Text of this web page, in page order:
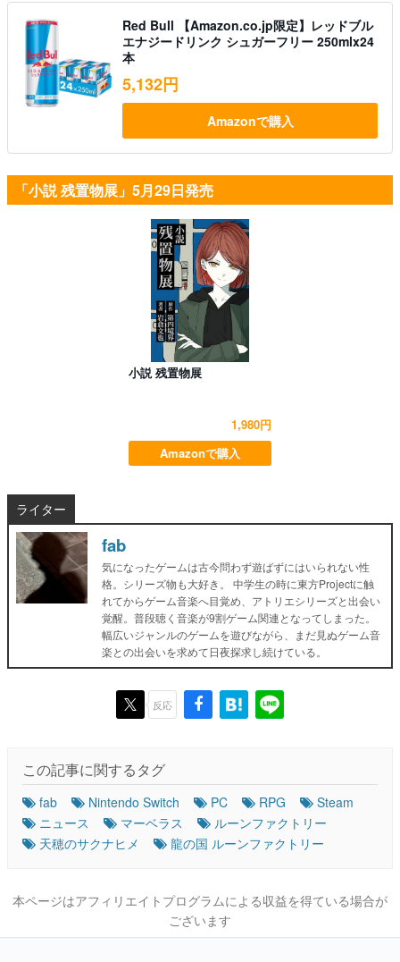
Red Bull 【Amazon.co.jp限定】レッドブル
エナジードリンク シュガーフリー 250mlx24
本
5,132円
Amazonで購入
「小説 残置物展」5月29日発売
小説 残置物展
1,980円
Amazonで購入
ライター
fab
気になったゲームは古今問わず遊ばずにはいられない性
格。シリーズ物も大好き。 中学生の時に東方Projectに触
れてからゲーム音楽へ目覚め、アトリエシリーズと出会い
覚醒。普段聴く音楽が9割ゲーム関連となってしまった。
幅広いジャンルのゲームを遊びながら、まだ見ぬゲーム音
楽との出会いを求めて日夜探求し続けている。
反応
この記事に関するタグ
fab Nintendo Switch PC RPG
Steam
ニュース
マーベラス
ルーンファクトリー
天穂のサクナヒメ
龍の国 ルーンファクトリー
本ページはアフィリエイトプログラムによる収益を得ている場合が
ございます